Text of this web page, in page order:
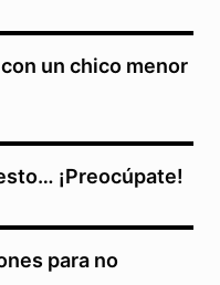
un chico menor
¡Preocúpate!
para no